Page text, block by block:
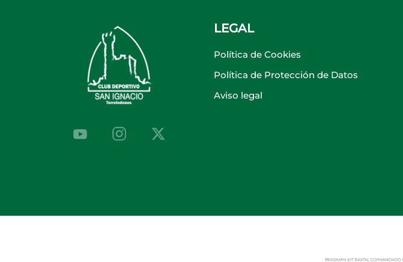
LEGAL
Política de Cookies
Política de Protección de Datos
Aviso legal